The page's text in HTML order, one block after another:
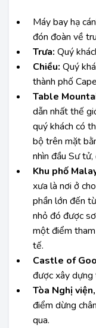
Máy bay hạ
đón đoàn về
Trưa: Quý
Chiều: Quý
thành phố
Table
dẫn nhất thế
quý khách có
bộ trên mặt
nhìn đầu Sư
Khu phố
xưa là nơi ở
phần lớn đến
nhỏ đó được
một điểm
tế.
Castle of
được xây
Tòa Nghị
điểm dừng
qua.